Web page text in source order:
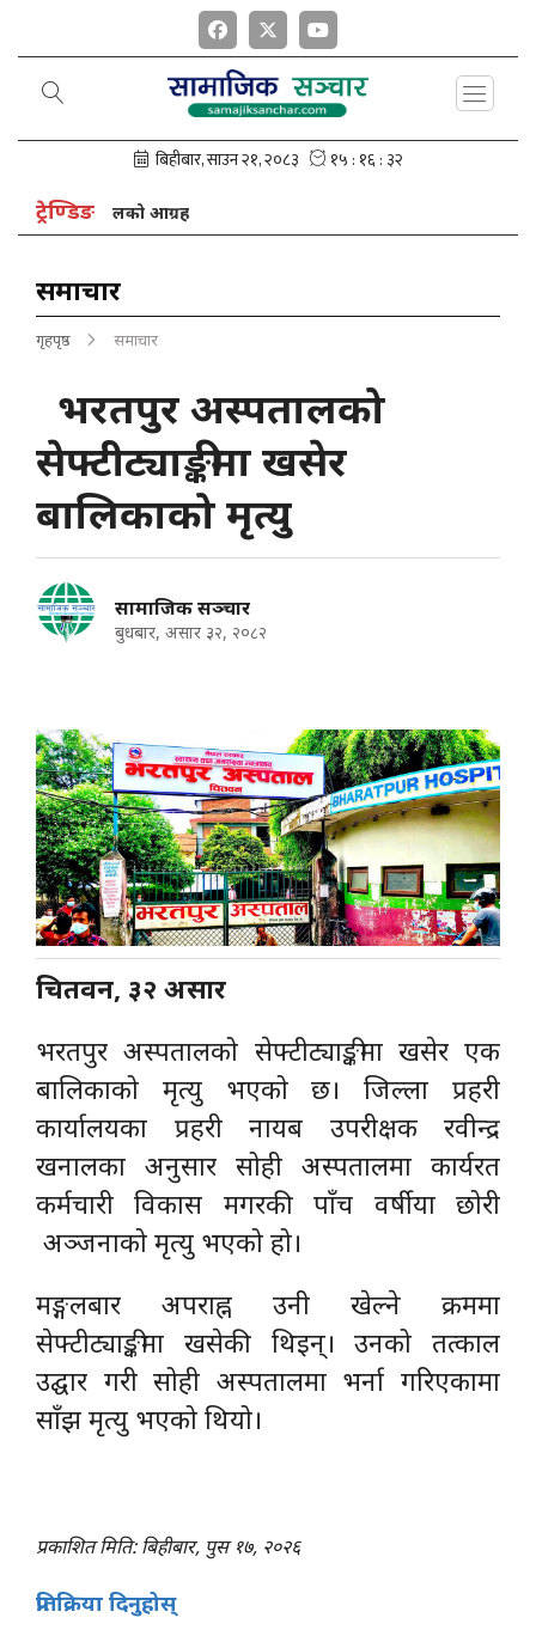
ट्रेण्डिङ
नेपालको आग्रह
समाचार
गृहपृष्ठ समाचार
भरतपुर अस्पतालको
सेफ्टीट्याङ्कीमा खसेर
बालिकाको मृत्यु
सामाजिक सञ्चार
बुधबार, असार ३२, २०८२
चितवन, ३२ असार
भरतपुर अस्पतालको सेफ्टीट्याङ्कीमा खसेर एक
बालिकाको मृत्यु भएको छ। जिल्ला प्रहरी
कार्यालयका प्रहरी नायब उपरीक्षक रवीन्द्र
खनालका अनुसार सोही अस्पतालमा कार्यरत
कर्मचारी विकास मगरकी पाँच वर्षीया छोरी
अञ्जनाको मृत्यु भएको हो।
मङ्गलबार अपराह्न उनी खेल्ने क्रममा
सेफ्टीट्याङ्कीमा खसेकी थिइन्। उनको तत्काल
उद्घार गरी सोही अस्पतालमा भर्ना गरिएकामा
साँझ मृत्यु भएको थियो।
प्रकाशित मिति: बिहीबार, पुस १७, २०२६
प्रतिक्रिया दिनुहोस्